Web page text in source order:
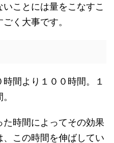
ことには量をこなすこ
く大事です。
間より１００時間。１
時間によってその効果
この時間を伸ばしてい